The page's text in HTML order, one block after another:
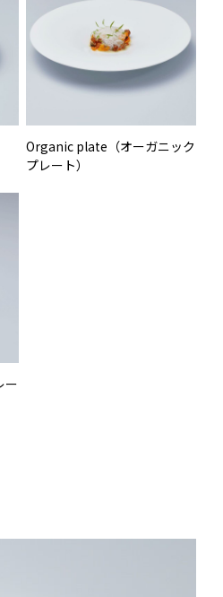
Organic plate（オーガニック
プレート）
ー